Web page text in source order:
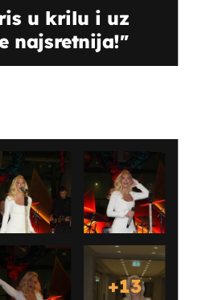
u krilu i uz
najsretnija!''
+13